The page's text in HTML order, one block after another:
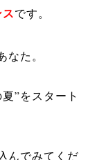
です。
た。
”をスタート
んでみてくだ